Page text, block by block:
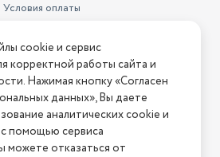
Нержавеющая сталь
Условия оплаты
возврата
на сайте? Напишите нам
"АстМаркет". У нас есть всё!
cookie и сервис
корректной работы сайта и
Нажимая кнопку «Согласен
данных», Вы даете
аналитических cookie и
помощью сервиса
можете отказаться от